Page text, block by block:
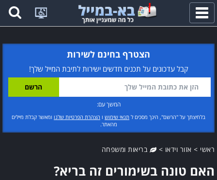
פתח
תפריט
הצטרף בחינם לשירות
קבל עדכונים על תכנים חדשים ישירות לתיבת המייל שלך!
המשך עם:
בלחיצתך על "הרשם", הינך מסכים ל תנאי שימוש ו הצהרת הפרטיות שלנו ומאשר קבלת מיילים
מהאתר.
ראשי > אזור וידאו > בריאות ומשפחה
האם טונה בשימורים זה בריא?